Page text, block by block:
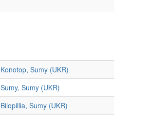
Konotop, Sumy (UKR)
Sumy, Sumy (UKR)
Bilopillia, Sumy (UKR)